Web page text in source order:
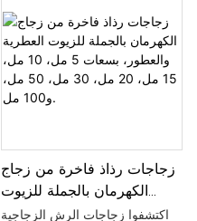
لتخزين الزيوت العطرية والعطور
وغيرها من المنتجات السائلة. لا
يضفي سطحها المصنفر لمسة
راقية فحسب، بل يحمي محتوياتها
أيضًا من الأشعة فوق البنفسجية،
للبيئة جاذبيتها الطبيعية.
زجاجات رذاذ فاخرة من زجاج
الكهرمان بالجملة للزيوت
العطرية والعطور، بسعات 5
اكتشفوا زجاجات الرش الزجاجية